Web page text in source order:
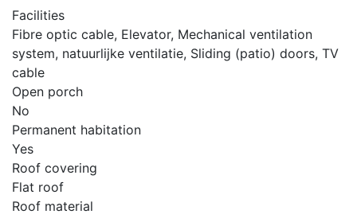
Facilities
Fibre optic cable, Elevator, Mechanical ventilation
system, natuurlijke ventilatie, Sliding (patio) doors, TV
cable
Open porch
No
Permanent habitation
Yes
Roof covering
Flat roof
Roof material